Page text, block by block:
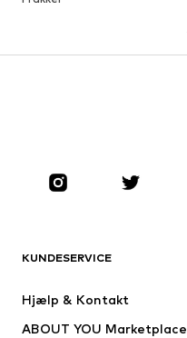
Nederdele
Tilbehør
Nyheder
KUNDESERVICE
Hjælp & Kontakt
ABOUT YOU Marketplace